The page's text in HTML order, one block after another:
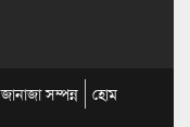
সম্পন্ন হোম